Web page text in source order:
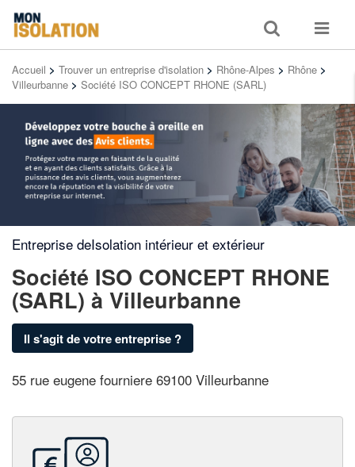
Toggle
search
Toggle
Accueil > Trouver un entreprise d'isolation > Rhône-Alpes > Rhône >
Villeurbanne > Société ISO CONCEPT RHONE (SARL)
Entreprise deIsolation intérieur et extérieur
Société ISO CONCEPT RHONE
(SARL) à Villeurbanne
Il s'agit de votre entreprise ?
55 rue eugene fourniere 69100 Villeurbanne